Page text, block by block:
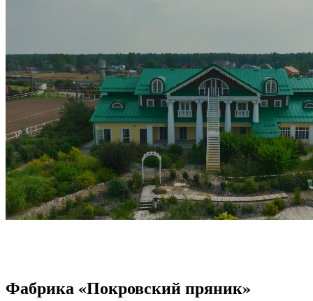
Фабрика «Покровский пряник»